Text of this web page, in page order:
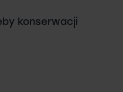
konserwacji